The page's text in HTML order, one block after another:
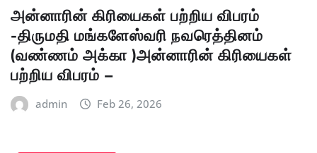
அன்னாரின் கிரியைகள் பற்றிய விபரம்
-திருமதி மங்களேஸ்வரி நவரெத்தினம்
(வண்ணம் அக்கா )அன்னாரின் கிரியைகள்
பற்றிய விபரம் –
admin Feb 26, 2026